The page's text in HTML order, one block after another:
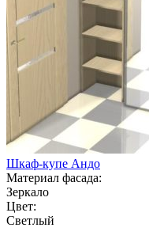
Шкаф-купе Андо
Материал фасада:
Зеркало
Цвет:
Светлый